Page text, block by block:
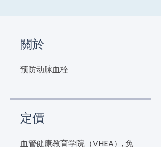
關於
预防动脉血栓
定價
血管健康教育学院（VHEA）, 免